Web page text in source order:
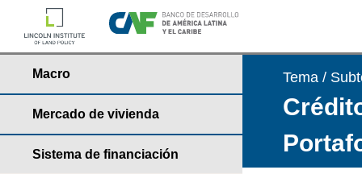
Macro
Mercado de vivienda
Sistema de financiación
Tema /